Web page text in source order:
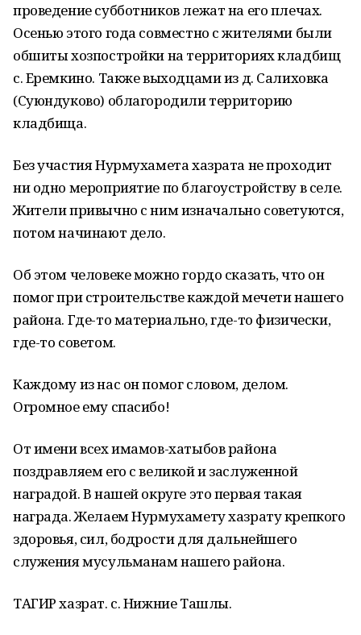
проведение субботников лежат на его плечах.
Осенью этого года совместно с жителями были
обшиты хозпостройки на территориях кладбищ
с. Еремкино. Также выходцами из д. Салиховка
(Суюндуково) облагородили территорию
кладбища.
Без участия Нурмухамета хазрата не проходит
ни одно мероприятие по благоустройству в селе.
Жители привычно с ним изначально советуются,
потом начинают дело.
Об этом человеке можно гордо сказать, что он
помог при строительстве каждой мечети нашего
района. Где-то материально, где-то физически,
где-то советом.
Каждому из нас он помог словом, делом.
Огромное ему спасибо!
От имени всех имамов-хатыбов района
поздравляем его с великой и заслуженной
наградой. В нашей округе это первая такая
награда. Желаем Нурмухамету хазрату крепкого
здоровья, сил, бодрости для дальнейшего
служения мусульманам нашего района.
ТАГИР хазрат. с. Нижние Ташлы.